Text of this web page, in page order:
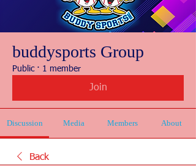
buddysports Group
Public · 1 member
Join
Discussion Media Members About
Back